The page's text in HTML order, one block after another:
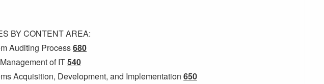
BY CONTENT AREA:
Auditing Process680
of IT540
Acquisition, Development, and Implementation 650